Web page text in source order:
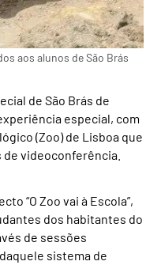
aos alunos de São Brás
de São Brás de
especial, com
(Zoo) de Lisboa que
de videoconferência.
“O Zoo vai à Escola”,
dos habitantes do
de sessões
sistema de